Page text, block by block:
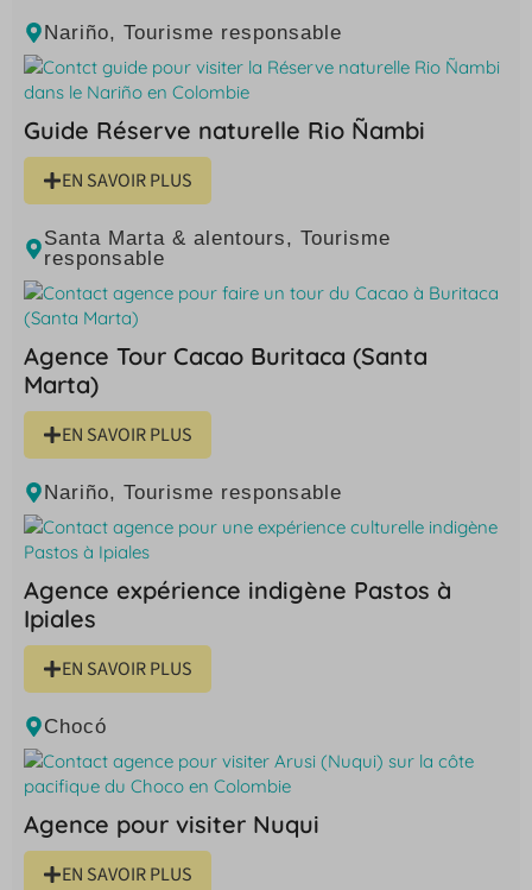
Nariño, Tourisme responsable
Guide Réserve naturelle Rio Ñambi
EN SAVOIR PLUS
Santa Marta & alentours, Tourisme
responsable
Agence Tour Cacao Buritaca (Santa
Marta)
EN SAVOIR PLUS
Nariño, Tourisme responsable
Agence expérience indigène Pastos à
Ipiales
EN SAVOIR PLUS
Chocó
Agence pour visiter Nuqui
EN SAVOIR PLUS